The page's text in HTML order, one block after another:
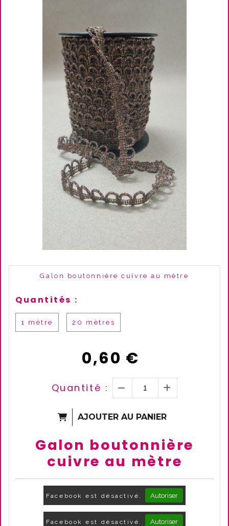
Galon boutonnière cuivre au mètre
Quantités :
1 mètre 20 mètres
0,60 €
Quantité :
AJOUTER AU PANIER
Galon boutonnière
cuivre au mètre
Facebook est désactivé. Autoriser
Facebook est désactivé. Autoriser